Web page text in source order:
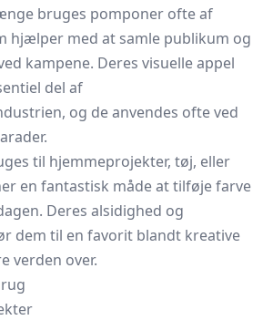
bruges pomponer ofte af
hjælper med at samle publikum og
kampene. Deres visuelle appel
del af
og de anvendes ofte ved
til hjemmeprojekter, tøj, eller
en fantastisk måde at tilføje farve
Deres alsidighed og
dem til en favorit blandt kreative
verden over.